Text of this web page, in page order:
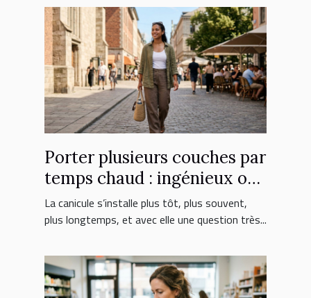
Porter plusieurs couches par
temps chaud : ingénieux ou
erreur fatale ?
La canicule s’installe plus tôt, plus souvent,
plus longtemps, et avec elle une question très...